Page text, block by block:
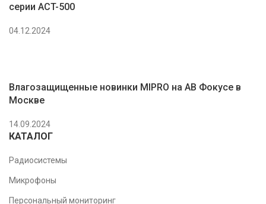
серии ACT-500
04.12.2024
Влагозащищенные новинки MIPRO на АВ Фокусе в
Москве
14.09.2024
КАТАЛОГ
Радиосистемы
Микрофоны
Персональный мониторинг